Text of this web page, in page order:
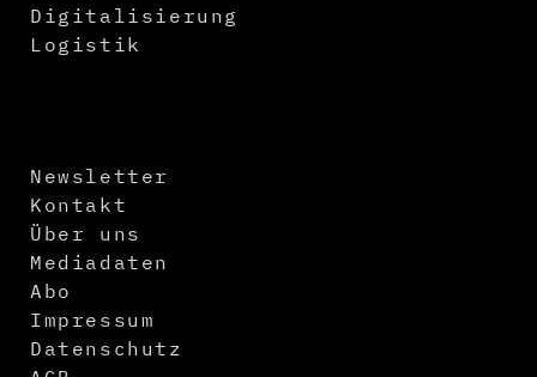
Digitalisierung
Logistik
Newsletter
Kontakt
Über uns
Mediadaten
Abo
Impressum
Datenschutz